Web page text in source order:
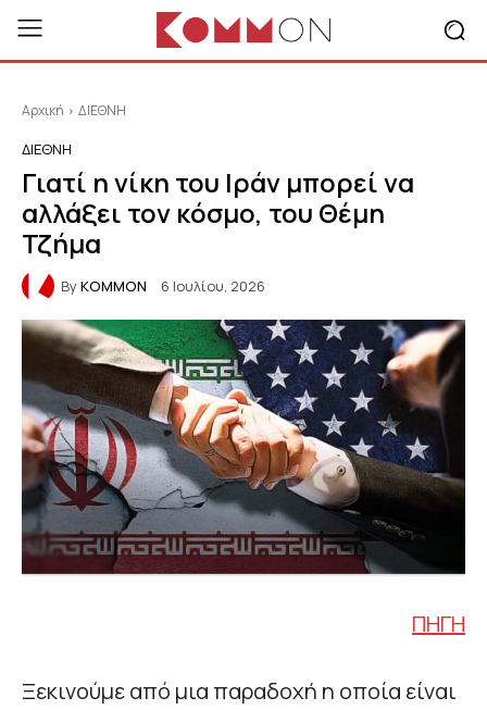
Αρχική ΔΙΕΘΝΗ
ΔΙΕΘΝΗ
Γιατί η νίκη του Ιράν μπορεί να
αλλάξει τον κόσμο, του Θέμη
Τζήμα
ByKOMMON 6 Ιουλίου, 2026
ΠΗΓΗ
Ξεκινούμε από μια παραδοχή η οποία είναι